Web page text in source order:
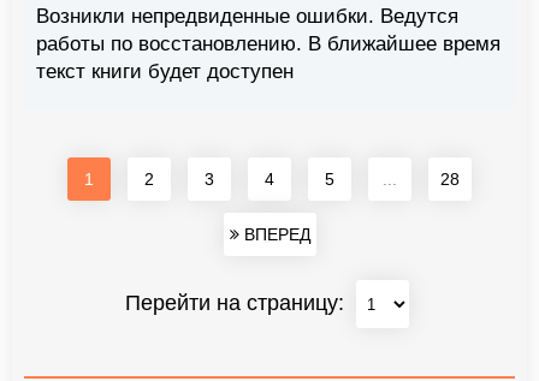
Возникли непредвиденные ошибки. Ведутся
работы по восстановлению. В ближайшее время
текст книги будет доступен
1 2 3 4 5 28
ВПЕРЕД
Перейти на страницу: